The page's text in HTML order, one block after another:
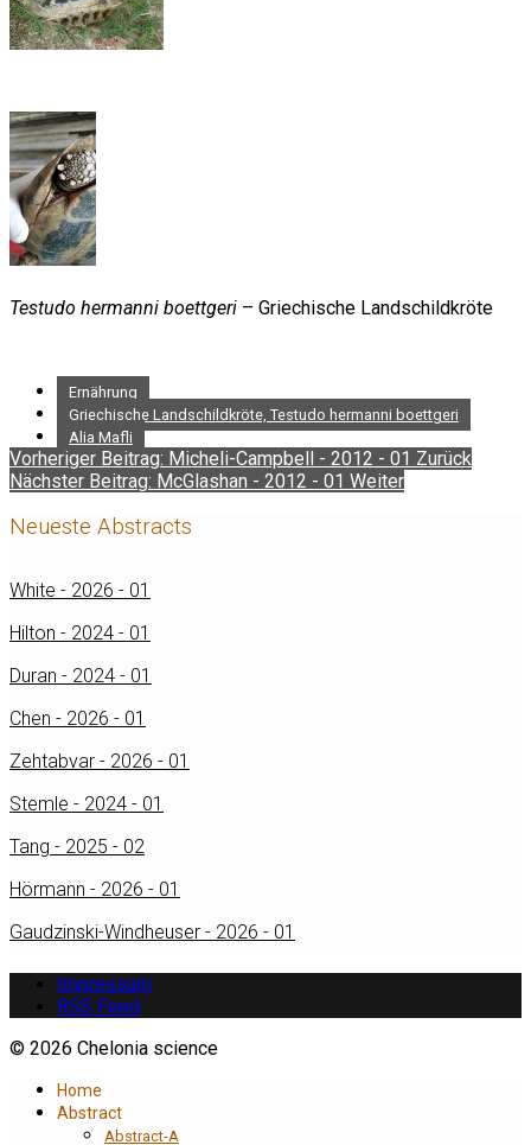
Testudo hermanni boettgeri – Griechische Landschildkröte
Ernährung
Griechische Landschildkröte, Testudo hermanni boettgeri
Alia Mafli
Vorheriger Beitrag: Micheli-Campbell - 2012 - 01 Zurück
Nächster Beitrag: McGlashan - 2012 - 01 Weiter
Neueste Abstracts
White - 2026 - 01
Hilton - 2024 - 01
Duran - 2024 - 01
Chen - 2026 - 01
Zehtabvar - 2026 - 01
Stemle - 2024 - 01
Tang - 2025 - 02
Hörmann - 2026 - 01
Gaudzinski-Windheuser - 2026 - 01
Impressum
RSS Feed
© 2026 Chelonia science
Home
Abstract
Abstract-A